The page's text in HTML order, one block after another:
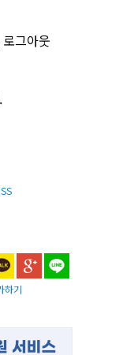
그아웃
하기